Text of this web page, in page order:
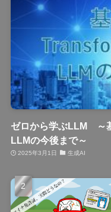
ゼロから学ぶLLM ～
LLMの今後まで～
2025年3月1日 生成AI